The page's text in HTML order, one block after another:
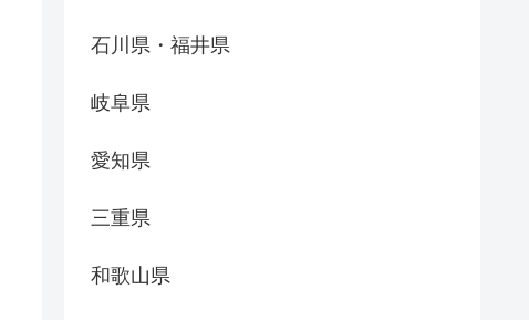
石川県・福井県
岐阜県
愛知県
三重県
和歌山県